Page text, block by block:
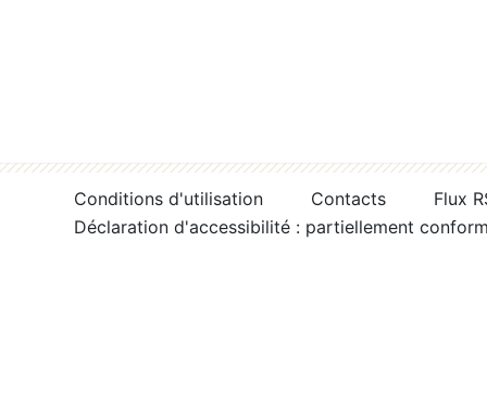
Conditions d'utilisation Contacts
Flux
Déclaration d'accessibilité : partiellement